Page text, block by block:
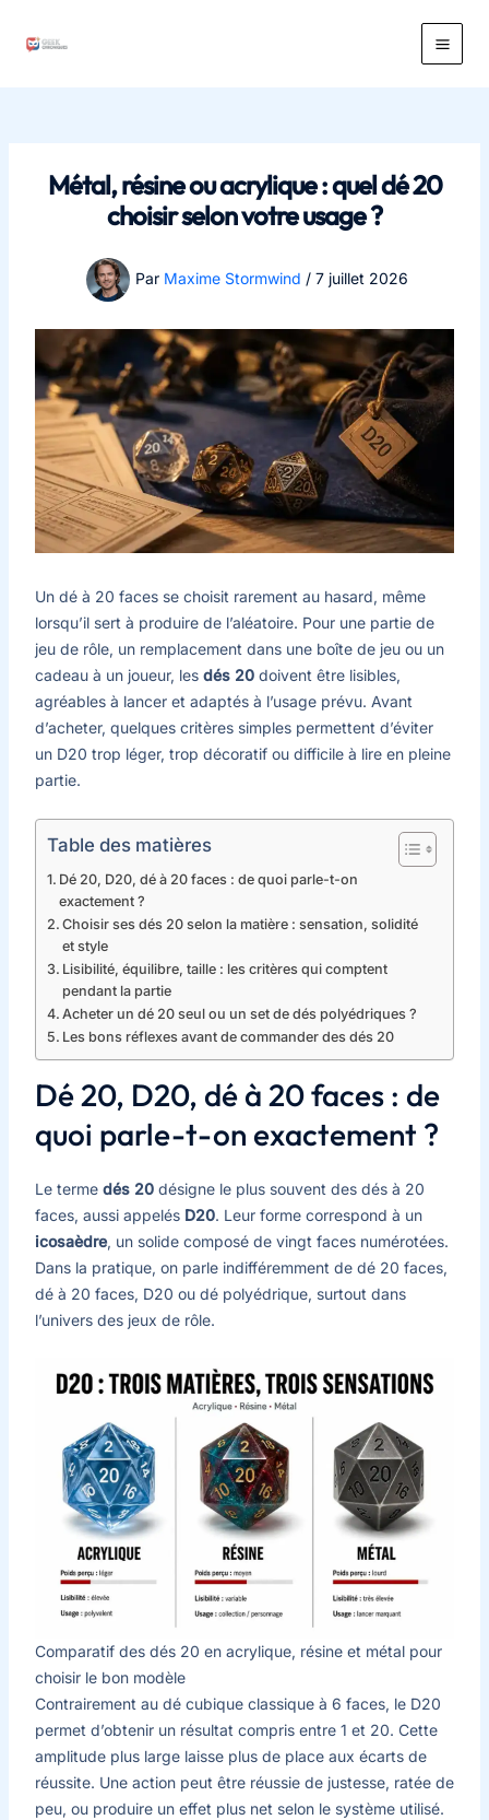
Main
Métal, résine ou acrylique : quel dé 20
choisir selon votre usage ?
Par Maxime Stormwind / 7 juillet 2026
Un dé à 20 faces se choisit rarement au hasard, même
lorsqu’il sert à produire de l’aléatoire. Pour une partie de
jeu de rôle, un remplacement dans une boîte de jeu ou un
cadeau à un joueur, les dés 20doivent être lisibles,
agréables à lancer et adaptés à l’usage prévu. Avant
d’acheter, quelques critères simples permettent d’éviter
un D20 trop léger, trop décoratif ou difficile à lire en pleine
partie.
Table des matières
Dé 20, D20, dé à 20 faces : de quoi parle-t-on
exactement ?
Choisir ses dés 20 selon la matière : sensation, solidité
et style
Lisibilité, équilibre, taille : les critères qui comptent
pendant la partie
Acheter un dé 20 seul ou un set de dés polyédriques ?
Les bons réflexes avant de commander des dés 20
Dé 20, D20, dé à 20 faces : de
quoi parle-t-on exactement ?
Le terme dés 20désigne le plus souvent des dés à 20
faces, aussi appelés D20. Leur forme correspond à un
icosaèdre, un solide composé de vingt faces numérotées.
Dans la pratique, on parle indifféremment de dé 20 faces,
dé à 20 faces, D20 ou dé polyédrique, surtout dans
l’univers des jeux de rôle.
Comparatif des dés 20 en acrylique, résine et métal pour
choisir le bon modèle
Contrairement au dé cubique classique à 6 faces, le D20
permet d’obtenir un résultat compris entre 1 et 20. Cette
amplitude plus large laisse plus de place aux écarts de
réussite. Une action peut être réussie de justesse, ratée de
peu, ou produire un effet plus net selon le système utilisé.